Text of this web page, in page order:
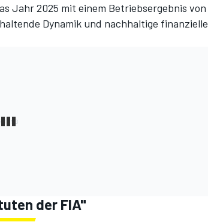
Jahr 2025 mit einem Betriebsergebnis von
Dynamik und nachhaltige finanzielle
der FIA"